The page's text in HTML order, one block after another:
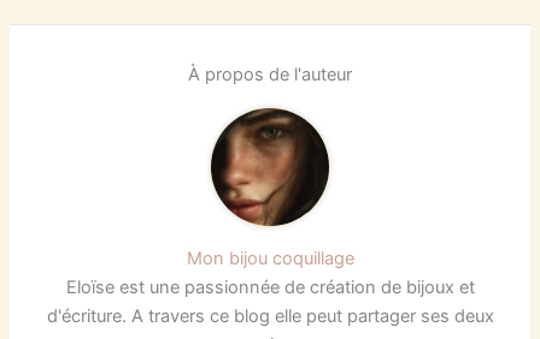
À propos de l'auteur
Mon bijou coquillage
Eloïse est une passionnée de création de bijoux et
d'écriture. A travers ce blog elle peut partager ses deux